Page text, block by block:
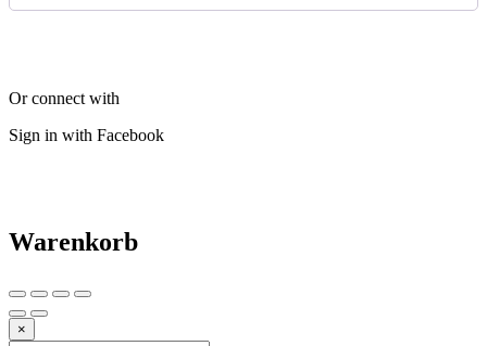
Or connect with
Sign in with Facebook
Warenkorb
×